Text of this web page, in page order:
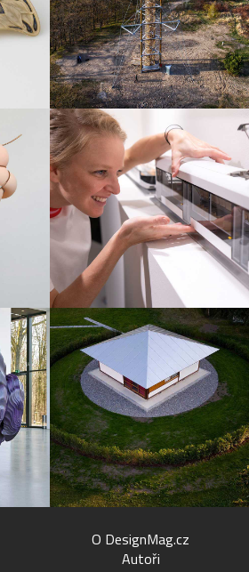
O DesignMag.cz
Autoři